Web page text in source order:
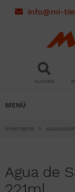
info@mi-
SUCHEN
MENÜ
STARTSEITE AGUAS/
Agua de